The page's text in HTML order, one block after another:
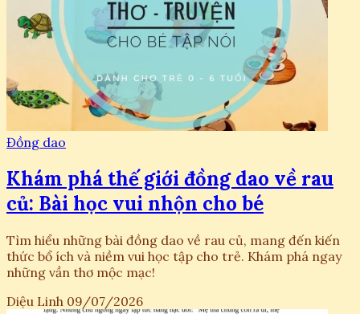
Đồng dao
Khám phá thế giới đồng dao về rau
củ: Bài học vui nhộn cho bé
Tìm hiểu những bài đồng dao về rau củ, mang đến kiến
thức bổ ích và niềm vui học tập cho trẻ. Khám phá ngay
những vần thơ mộc mạc!
Diệu Linh 09/07/2026